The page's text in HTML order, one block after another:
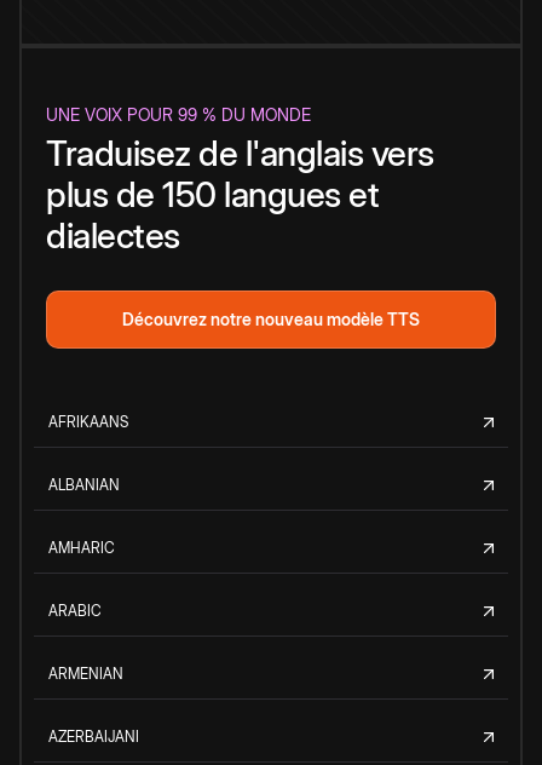
UNE VOIX POUR 99 % DU MONDE
Traduisez de l'anglais vers
plus de 150 langues et
dialectes
Découvrez notre nouveau modèle TTS
AFRIKAANS
ALBANIAN
AMHARIC
ARABIC
ARMENIAN
AZERBAIJANI